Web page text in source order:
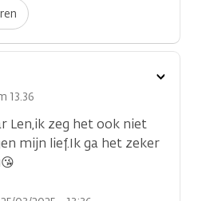
13.36
Len,ik zeg het ook niet
mijn lief.Ik ga het zeker
Toon